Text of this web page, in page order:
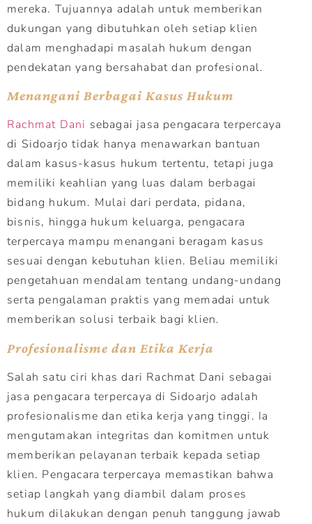
mereka. Tujuannya adalah untuk memberikan
dukungan yang dibutuhkan oleh setiap klien
dalam menghadapi masalah hukum dengan
pendekatan yang bersahabat dan profesional.
Menangani Berbagai Kasus Hukum
Rachmat Dani sebagai jasa pengacara terpercaya
di Sidoarjo tidak hanya menawarkan bantuan
dalam kasus-kasus hukum tertentu, tetapi juga
memiliki keahlian yang luas dalam berbagai
bidang hukum. Mulai dari perdata, pidana,
bisnis, hingga hukum keluarga, pengacara
terpercaya mampu menangani beragam kasus
sesuai dengan kebutuhan klien. Beliau memiliki
pengetahuan mendalam tentang undang-undang
serta pengalaman praktis yang memadai untuk
memberikan solusi terbaik bagi klien.
Profesionalisme dan Etika Kerja
Salah satu ciri khas dari Rachmat Dani sebagai
jasa pengacara terpercaya di Sidoarjo adalah
profesionalisme dan etika kerja yang tinggi. Ia
mengutamakan integritas dan komitmen untuk
memberikan pelayanan terbaik kepada setiap
klien. Pengacara terpercaya memastikan bahwa
setiap langkah yang diambil dalam proses
hukum dilakukan dengan penuh tanggung jawab